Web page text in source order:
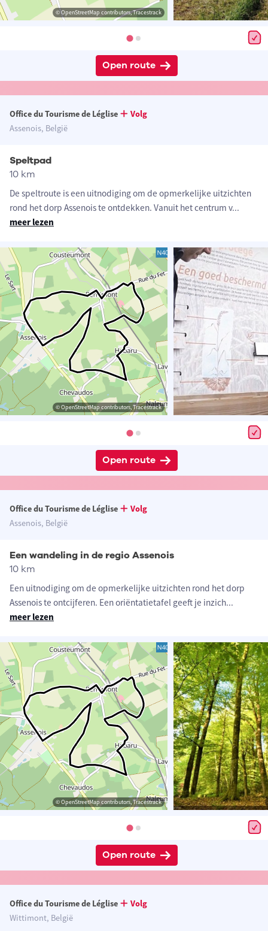
© OpenStreetMap contributors, Tracestrack
Open route
Office du Tourisme de Léglise
Volg
Assenois, België
Speltpad
10 km
De speltroute is een uitnodiging om de opmerkelijke uitzichten
rond het dorp Assenois te ontdekken. Vanuit het centrum v...
meer lezen
© OpenStreetMap contributors, Tracestrack
Open route
Office du Tourisme de Léglise
Volg
Assenois, België
Een wandeling in de regio Assenois
10 km
Een uitnodiging om de opmerkelijke uitzichten rond het dorp
Assenois te ontcijferen. Een oriëntatietafel geeft je inzich...
meer lezen
© OpenStreetMap contributors, Tracestrack
Open route
Office du Tourisme de Léglise
Volg
Wittimont, België